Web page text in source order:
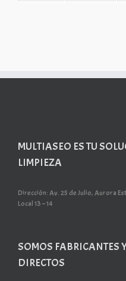
MULTIASEO ES TU
LIMPIEZA
Dirección: Av. 25 de Julio, Aurora
Local 13 – 14
SOMOS FABRICANTES
DIRECTOS